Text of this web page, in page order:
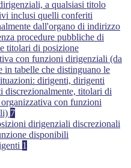
a qualsiasi titolo
inclusi quelli conferiti
dall'organo di indirizzo
procedure pubbliche di
titolari di posizione
con funzioni dirigenziali (da
in tabelle che distinguano le
dirigenti, dirigenti
discrezionalmente, titolari di
con funzioni
7
dirigenziali discrezionali
disponibili
1